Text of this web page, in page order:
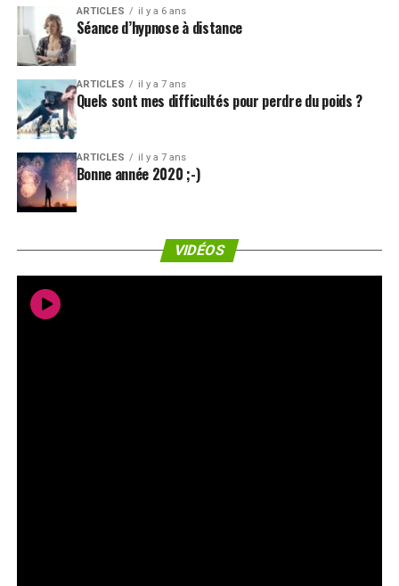
ARTICLES il y a 6 ans
Séance d’hypnose à distance
ARTICLES il y a 7 ans
Quels sont mes difficultés pour perdre du poids ?
ARTICLES il y a 7 ans
Bonne année 2020 ;-)
VIDÉOS